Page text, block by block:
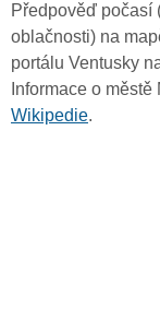
Předpověď počasí
oblačnosti) na
portálu Ventusky
Informace o
Wikipedie.